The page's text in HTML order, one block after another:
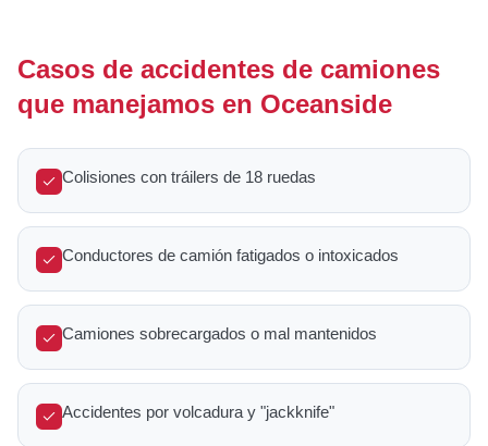
Casos de accidentes de camiones
que manejamos en Oceanside
Colisiones con tráilers de 18 ruedas
Conductores de camión fatigados o intoxicados
Camiones sobrecargados o mal mantenidos
Accidentes por volcadura y "jackknife"